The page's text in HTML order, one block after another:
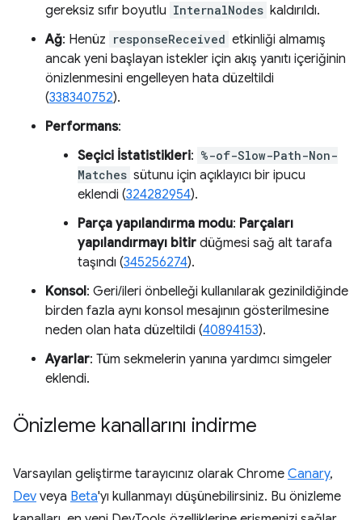
gereksiz sıfır boyutlu InternalNodes kaldırıldı.
Ağ: Henüz responseReceived etkinliği almamış
ancak yeni başlayan istekler için akış yanıtı içeriğinin
önizlenmesini engelleyen hata düzeltildi
(338340752).
Performans:
Seçici İstatistikleri: %-of-Slow-Path-Non-
Matches sütunu için açıklayıcı bir ipucu
eklendi (324282954).
Parça yapılandırma modu: Parçaları
yapılandırmayı bitir düğmesi sağ alt tarafa
taşındı (345256274).
Konsol: Geri/ileri önbelleği kullanılarak gezinildiğinde
birden fazla aynı konsol mesajının gösterilmesine
neden olan hata düzeltildi (40894153).
Ayarlar: Tüm sekmelerin yanına yardımcı simgeler
eklendi.
Önizleme kanallarını indirme
Varsayılan geliştirme tarayıcınız olarak Chrome Canary,
Dev veya Beta'yı kullanmayı düşünebilirsiniz. Bu önizleme